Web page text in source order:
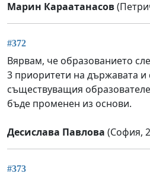
Марин Караатанасов
#372
Вярвам, че образованието
3 приоритети на държавата и
съществуващия
бъде променен из основи.
Десислава Павлова (София,
#373